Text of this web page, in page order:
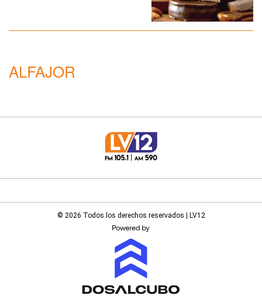
ALFAJOR
© 2026 Todos los derechos reservados | LV12